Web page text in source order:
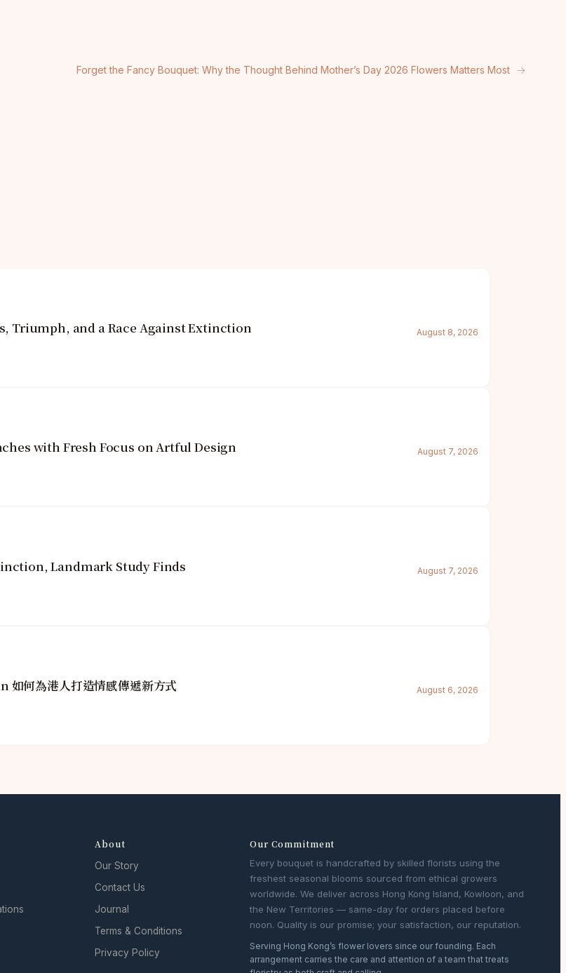
Forget the Fancy Bouquet: Why the Thought Behind Mother’s Day 2026 Flowers Matters Most →
Triumph, and a Race Against Extinction August 8, 2026
with Fresh Focus on Artful Design August 7, 2026
Landmark Study Finds August 7, 2026
何為港人打造情感傳遞新方式 August 6, 2026
About
Our Story
Contact Us
Journal
Terms & Conditions
Privacy Policy
Our Commitment
Every bouquet is handcrafted by skilled florists using the
freshest seasonal blooms sourced from ethical growers
worldwide. We deliver across Hong Kong Island, Kowloon, and
the New Territories — same-day for orders placed before
noon. Quality is our promise; your satisfaction, our reputation.
Serving Hong Kong’s flower lovers since our founding. Each
arrangement carries the care and attention of a team that treats